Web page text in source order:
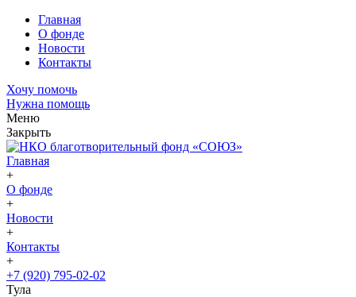
Главная
О фонде
Новости
Контакты
Хочу помочь
Нужна помощь
Меню
Закрыть
Главная
+
О фонде
+
Новости
+
Контакты
+
+7 (920) 795-02-02
Тула